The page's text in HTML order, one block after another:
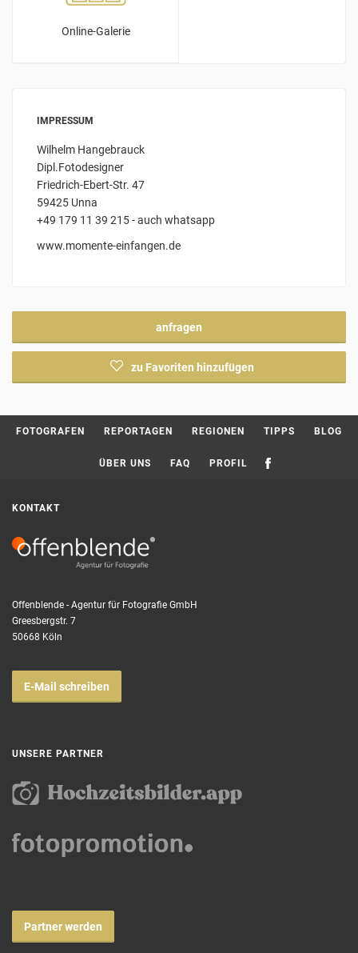
Online-Galerie
IMPRESSUM
Wilhelm Hangebrauck
Dipl.Fotodesigner
Friedrich-Ebert-Str. 47
59425 Unna
+49 179 11 39 215 - auch whatsapp
www.momente-einfangen.de
anfragen
zu Favoriten hinzufügen
FOTOGRAFEN REPORTAGEN REGIONEN TIPPS BLOG
ÜBER UNS FAQ PROFIL
KONTAKT
Offenblende - Agentur für Fotografie GmbH
Greesbergstr. 7
50668 Köln
E-Mail schreiben
UNSERE PARTNER
Partner werden